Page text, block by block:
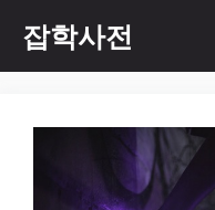
content
잡학사전